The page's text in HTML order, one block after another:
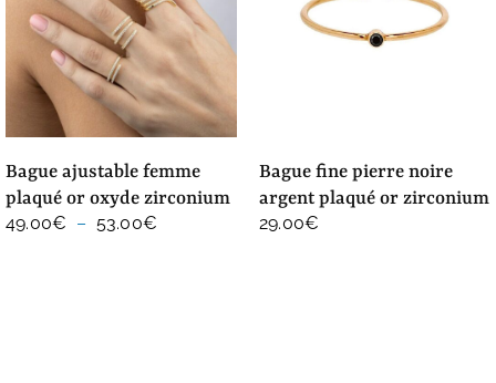
bague ajustable femme
plaqué or oxyde zirconium
49.00€ – 53.00€
bague fine pierre noire
argent plaqué or zirconium
29.00€